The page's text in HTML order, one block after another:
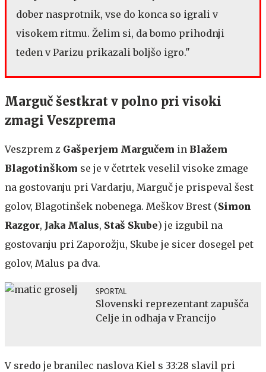
dober nasprotnik, vse do konca so igrali v
visokem ritmu. Želim si, da bomo prihodnji
teden v Parizu prikazali boljšo igro."
Marguč šestkrat v polno pri visoki
zmagi Veszprema
Veszprem z Gašperjem Margučem in Blažem
Blagotinškom se je v četrtek veselil visoke zmage
na gostovanju pri Vardarju, Marguč je prispeval šest
golov, Blagotinšek nobenega. Meškov Brest (Simon
Razgor, Jaka Malus, Staš Skube) je izgubil na
gostovanju pri Zaporožju, Skube je sicer dosegel pet
golov, Malus pa dva.
SPORTAL
Slovenski reprezentant zapušča
Celje in odhaja v Francijo
V sredo je branilec naslova Kiel s 33:28 slavil pri